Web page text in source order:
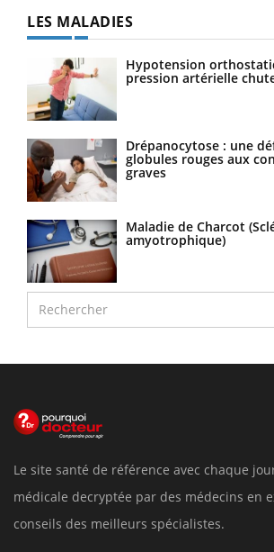
LES MALADIES
Hypotension
pression artérielle
Drépanocytose : une
globules rouges aux
graves
Maladie de Charcot
amyotrophique)
Le site santé de référence avec chaque
médicale decryptée par des médecins en
conseils des meilleurs spécialistes.